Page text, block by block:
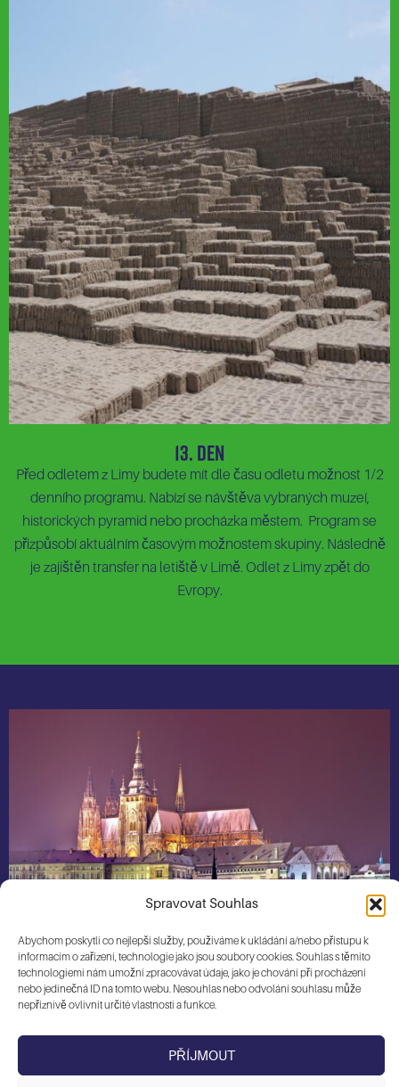
Spravovat Souhlas
Abychom poskytli co nejlepší služby, používáme k ukládání a/nebo přístupu k
informacím o zařízení, technologie jako jsou soubory cookies. Souhlas s těmito
technologiemi nám umožní zpracovávat údaje, jako je chování při procházení
nebo jedinečná ID na tomto webu. Nesouhlas nebo odvolání souhlasu může
nepříznivě ovlivnit určité vlastnosti a funkce.
PŘÍJMOUT
13. Den
Před odletem z Limy budete mít dle času odletu možnost 1/2
denního programu. Nabízí se návštěva vybraných muzeí,
historických pyramid nebo procházka městem. Program se
přizpůsobí aktuálním časovým možnostem skupiny. Následně
je zajištěn transfer na letiště v Limě. Odlet z Limy zpět do
Evropy.